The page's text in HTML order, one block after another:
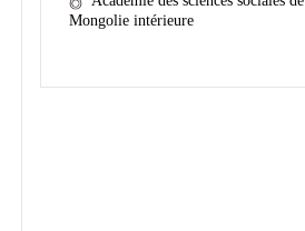
Mongolie intérieure